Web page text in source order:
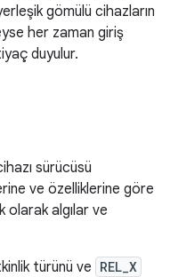
gömülü cihazların
her zaman giriş
duyulur.
sürücüsü
ve özelliklerine göre
olarak algılar ve
türünü ve REL_X